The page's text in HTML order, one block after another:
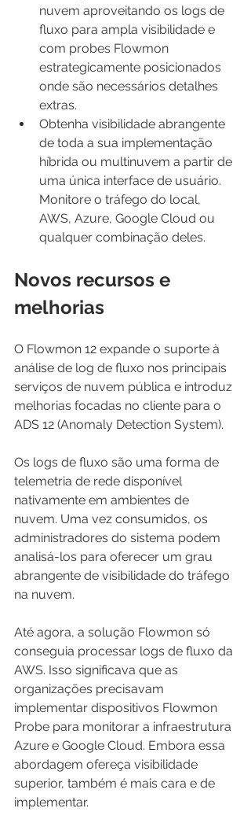
nuvem aproveitando os logs de
fluxo para ampla visibilidade e
com probes Flowmon
estrategicamente posicionados
onde são necessários detalhes
extras.
Obtenha visibilidade abrangente
de toda a sua implementação
híbrida ou multinuvem a partir de
uma única interface de usuário.
Monitore o tráfego do local,
AWS, Azure, Google Cloud ou
qualquer combinação deles.
Novos recursos e
melhorias
O Flowmon 12 expande o suporte à
análise de log de fluxo nos principais
serviços de nuvem pública e introduz
melhorias focadas no cliente para o
ADS 12 (Anomaly Detection System).
Os logs de fluxo são uma forma de
telemetria de rede disponível
nativamente em ambientes de
nuvem. Uma vez consumidos, os
administradores do sistema podem
analisá-los para oferecer um grau
abrangente de visibilidade do tráfego
na nuvem.
Até agora, a solução Flowmon só
conseguia processar logs de fluxo da
AWS. Isso significava que as
organizações precisavam
implementar dispositivos Flowmon
Probe para monitorar a infraestrutura
Azure e Google Cloud. Embora essa
abordagem ofereça visibilidade
superior, também é mais cara e de
implementar.